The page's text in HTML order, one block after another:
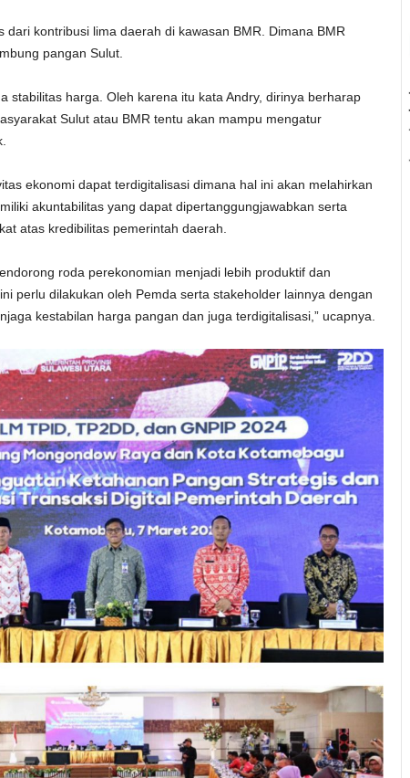
dari kontribusi lima daerah di kawasan BMR. Dimana BMR
pangan Sulut.
stabilitas harga. Oleh karena itu kata Andry, dirinya berharap
Sulut atau BMR tentu akan mampu mengatur
ekonomi dapat terdigitalisasi dimana hal ini akan melahirkan
akuntabilitas yang dapat dipertanggungjawabkan serta
atas kredibilitas pemerintah daerah.
roda perekonomian menjadi lebih produktif dan
perlu dilakukan oleh Pemda serta stakeholder lainnya dengan
kestabilan harga pangan dan juga terdigitalisasi,” ucapnya.